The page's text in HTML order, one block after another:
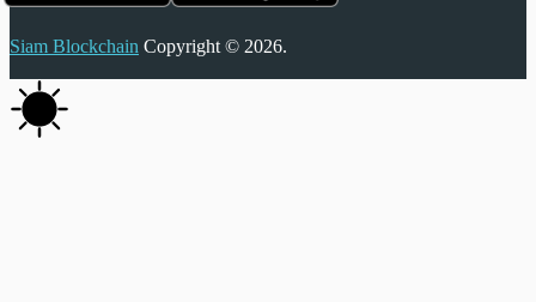
Siam Blockchain Copyright © 2026.